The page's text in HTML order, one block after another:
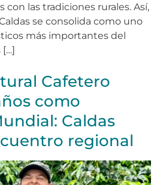
las tradiciones rurales. Así,
se consolida como uno
más importantes del
[…]
Cafetero
como
Caldas
regional